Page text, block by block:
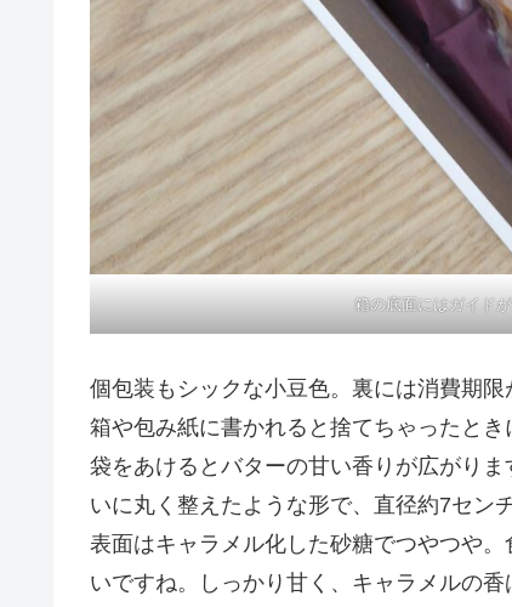
箱の底面にはガイド
個包装もシックな小豆色。裏には消費期
箱や包み紙に書かれると捨てちゃったとき
袋をあけるとバターの甘い香りが広がり
いに丸く整えたような形で、直径約7セン
表面はキャラメル化した砂糖でつやつや
いですね。しっかり甘く、キャラメルの